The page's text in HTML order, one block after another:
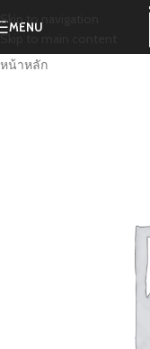
Skip to navigation
Skip to main content
MENU
หน้าหลัก